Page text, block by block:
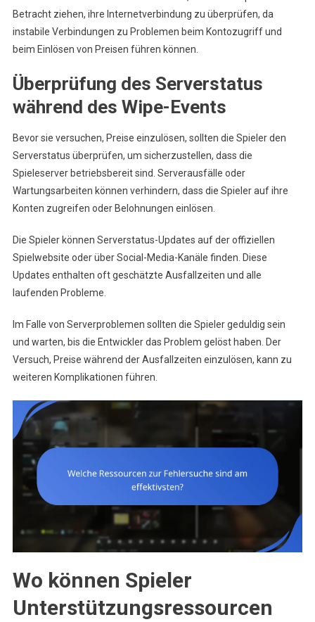
Betracht ziehen, ihre Internetverbindung zu überprüfen, da
instabile Verbindungen zu Problemen beim Kontozugriff und
beim Einlösen von Preisen führen können.
Überprüfung des Serverstatus
während des Wipe-Events
Bevor sie versuchen, Preise einzulösen, sollten die Spieler den
Serverstatus überprüfen, um sicherzustellen, dass die
Spieleserver betriebsbereit sind. Serverausfälle oder
Wartungsarbeiten können verhindern, dass die Spieler auf ihre
Konten zugreifen oder Belohnungen einlösen.
Die Spieler können Serverstatus-Updates auf der offiziellen
Spielwebsite oder über Social-Media-Kanäle finden. Diese
Updates enthalten oft geschätzte Ausfallzeiten und alle
laufenden Probleme.
Im Falle von Serverproblemen sollten die Spieler geduldig sein
und warten, bis die Entwickler das Problem gelöst haben. Der
Versuch, Preise während der Ausfallzeiten einzulösen, kann zu
weiteren Komplikationen führen.
Wo können Spieler
Unterstützungsressourcen